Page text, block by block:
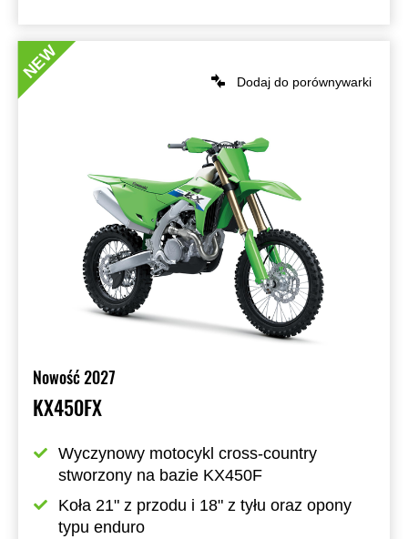
Dodaj do porównywarki
Nowość 2027
KX450FX
Wyczynowy motocykl cross-country
stworzony na bazie KX450F
Koła 21" z przodu i 18" z tyłu oraz opony
typu enduro
NEW